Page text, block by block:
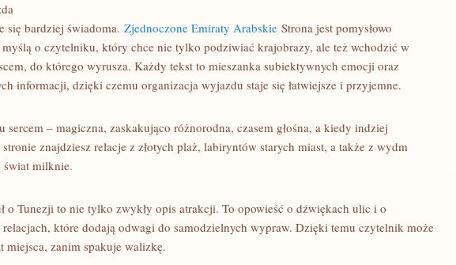
się bardziej świadoma. Zjednoczone Emiraty Arabskie Strona jest pomysłowo
myślą o czytelniku, który chce nie tylko podziwiać krajobrazy, ale też wchodzić w
do którego wyrusza. Każdy tekst to mieszanka subiektywnych emocji oraz
informacji, dzięki czemu organizacja wyjazdu staje się łatwiejsze i przyjemne.
sercem – magiczna, zaskakująco różnorodna, czasem głośna, a kiedy indziej
znajdziesz relacje z złotych plaż, labiryntów starych miast, a także z wydm
świat milknie.
o Tunezji to nie tylko zwykły opis atrakcji. To opowieść o dźwiękach ulic i o
które dodają odwagi do samodzielnych wypraw. Dzięki temu czytelnik może
miejsca, zanim spakuje walizkę.